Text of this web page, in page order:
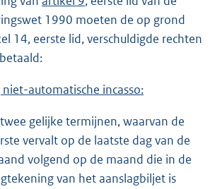
1990 moeten de op grond
14, eerste lid, verschuldigde rechten
niet-automatische incasso:
gelijke termijnen, waarvan de
vervalt op de laatste dag van de
volgend op de maand die in de
van het aanslagbiljet is